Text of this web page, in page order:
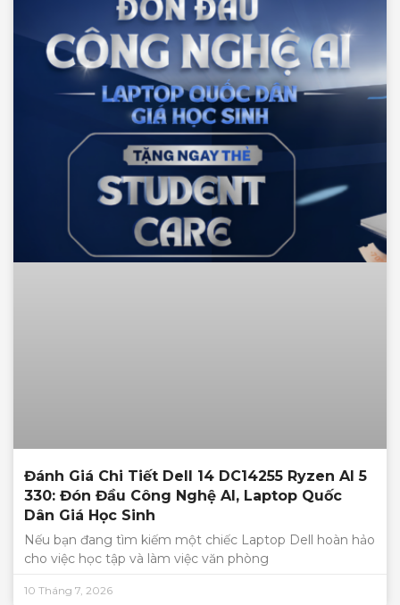
Đánh Giá Chi Tiết Dell 14 DC14255 Ryzen AI 5
330: Đón Đầu Công Nghệ AI, Laptop Quốc
Dân Giá Học Sinh
Nếu bạn đang tìm kiếm một chiếc Laptop Dell hoàn hảo
cho việc học tập và làm việc văn phòng
10 Tháng 7, 2026